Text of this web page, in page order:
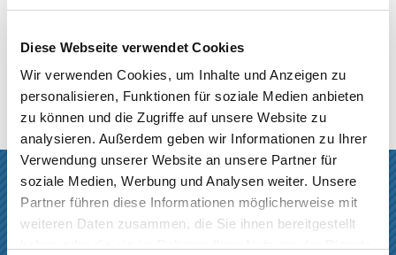
Diese Webseite verwendet Cookies
Wir verwenden Cookies, um Inhalte und Anzeigen zu
personalisieren, Funktionen für soziale Medien anbieten
zu können und die Zugriffe auf unsere Website zu
analysieren. Außerdem geben wir Informationen zu Ihrer
Verwendung unserer Website an unsere Partner für
soziale Medien, Werbung und Analysen weiter. Unsere
Partner führen diese Informationen möglicherweise mit
weiteren Daten zusammen, die Sie ihnen bereitgestellt
Seit 1933 Meisterqualität und
rund ums Dach!
Vom Keller bis zum Dach –
Ihr kompetenter Partner
für …